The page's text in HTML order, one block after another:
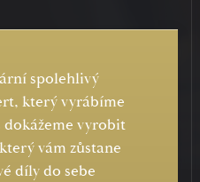
spolehlivý
který vyrábíme
dokážeme vyrobit
vám zůstane
díly do sebe